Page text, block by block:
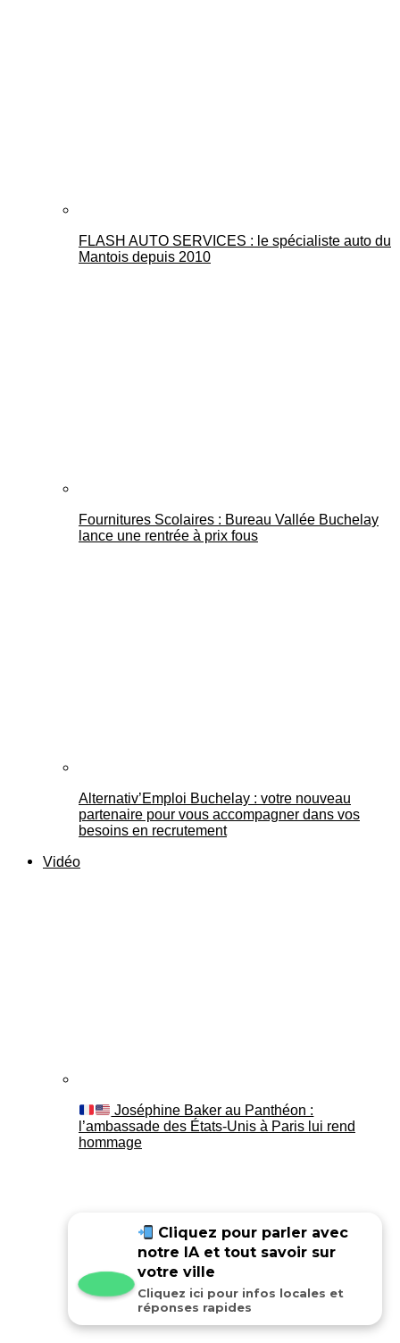
FLASH AUTO SERVICES : le spécialiste auto du
Mantois depuis 2010
Fournitures Scolaires : Bureau Vallée Buchelay
lance une rentrée à prix fous
Alternativ’Emploi Buchelay : votre nouveau
partenaire pour vous accompagner dans vos
besoins en recrutement
Vidéo
Joséphine Baker au Panthéon :
l’ambassade des États-Unis à Paris lui rend
hommage
Cliquez pour parler avec
notre IA et tout savoir sur
votre ville
Cliquez ici pour infos locales et
réponses rapides